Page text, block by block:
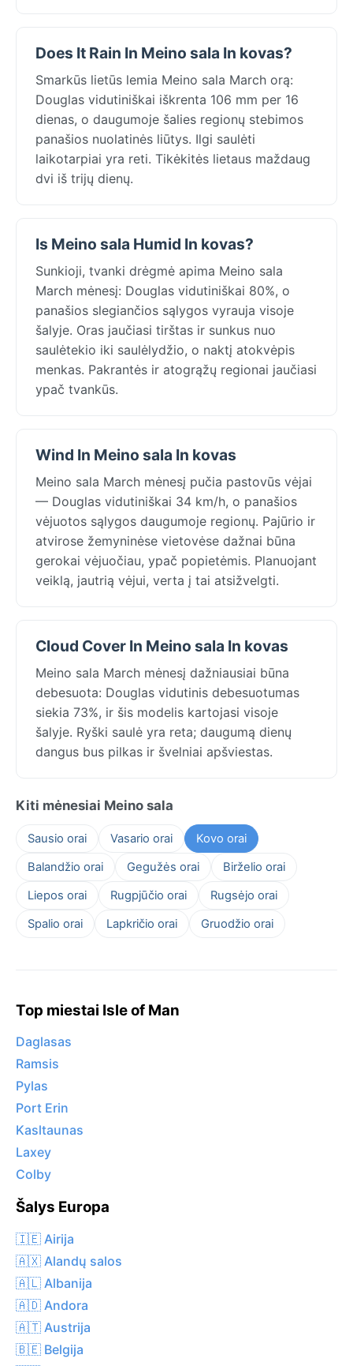
Does It Rain In Meino sala In kovas?
Smarkūs lietūs lemia Meino sala March orą:
Douglas vidutiniškai iškrenta 106 mm per 16
dienas, o daugumoje šalies regionų stebimos
panašios nuolatinės liūtys. Ilgi saulėti
laikotarpiai yra reti. Tikėkitės lietaus maždaug
dvi iš trijų dienų.
Is Meino sala Humid In kovas?
Sunkioji, tvanki drėgmė apima Meino sala
March mėnesį: Douglas vidutiniškai 80%, o
panašios slegiančios sąlygos vyrauja visoje
šalyje. Oras jaučiasi tirštas ir sunkus nuo
saulėtekio iki saulėlydžio, o naktį atokvėpis
menkas. Pakrantės ir atogrąžų regionai jaučiasi
ypač tvankūs.
Wind In Meino sala In kovas
Meino sala March mėnesį pučia pastovūs vėjai
— Douglas vidutiniškai 34 km/h, o panašios
vėjuotos sąlygos daugumoje regionų. Pajūrio ir
atvirose žemyninėse vietovėse dažnai būna
gerokai vėjuočiau, ypač popietėmis. Planuojant
veiklą, jautrią vėjui, verta į tai atsižvelgti.
Cloud Cover In Meino sala In kovas
Meino sala March mėnesį dažniausiai būna
debesuota: Douglas vidutinis debesuotumas
siekia 73%, ir šis modelis kartojasi visoje
šalyje. Ryški saulė yra reta; daugumą dienų
dangus bus pilkas ir švelniai apšviestas.
Kiti mėnesiai Meino sala
Sausio orai Vasario orai
Kovo orai
Balandžio orai
Gegužės orai
Birželio orai
Liepos orai
Rugpjūčio orai
Rugsėjo orai
Spalio orai
Lapkričio orai Gruodžio orai
Top miestai Isle of Man
Daglasas
Ramsis
Pylas
Port Erin
Kasltaunas
Laxey
Colby
Šalys Europa
🇮🇪 Airija
🇦🇽 Alandų salos
🇦🇱 Albanija
🇦🇩 Andora
🇦🇹 Austrija
🇧🇪 Belgija